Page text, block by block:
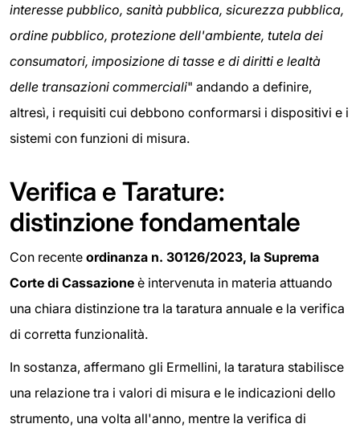
interesse pubblico, sanità pubblica, sicurezza pubblica,
ordine pubblico, protezione dell'ambiente, tutela dei
consumatori, imposizione di tasse e di diritti e lealtà
delle transazioni commerciali" andando a definire,
altresì, i requisiti cui debbono conformarsi i dispositivi e i
sistemi con funzioni di misura.
Verifica e Tarature:
distinzione fondamentale
Con recente ordinanza n. 30126/2023, la Suprema
Corte di Cassazione è intervenuta in materia attuando
una chiara distinzione tra la taratura annuale e la verifica
di corretta funzionalità.
In sostanza, affermano gli Ermellini, la taratura stabilisce
una relazione tra i valori di misura e le indicazioni dello
strumento, una volta all'anno, mentre la verifica di